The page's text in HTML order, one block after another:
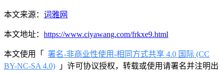
本文来源： 词雅网
本文地址： https://www.ciyawang.com/frkxe9.html
本文使用「 署名-非商业性使用-相同方式共享 4.0 国际 (CC
BY-NC-SA 4.0) 」许可协议授权，转载或使用请署名并注明出